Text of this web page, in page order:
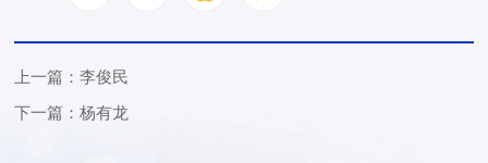
上一篇：李俊民
下一篇：杨有龙